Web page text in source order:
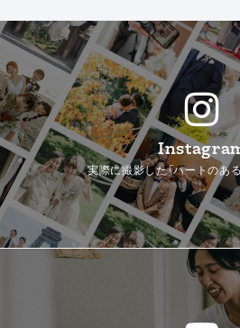
実際に撮影した「ハートのあ